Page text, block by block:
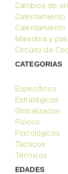
Cambios de
Maniobra y
Circuito de
CATEGORIAS
Específicos
Estratégicos
Globalizados
Físicos
Psicológicos
Tácticos
Técnicos
EDADES